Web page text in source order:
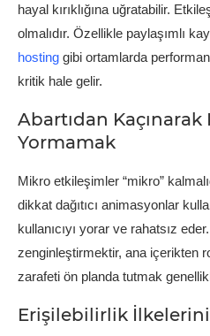
hayal kırıklığına uğratabilir.
olmalıdır. Özellikle paylaşımlı
hosting gibi ortamlarda
kritik hale gelir.
Abartıdan Kaçınarak
Yormamak
Mikro etkileşimler “mikro”
dikkat dağıtıcı animasyonlar
kullanıcıyı yorar ve rahatsız
zenginleştirmektir, ana içerikten
zarafeti ön planda tutmak
Erişilebilirlik